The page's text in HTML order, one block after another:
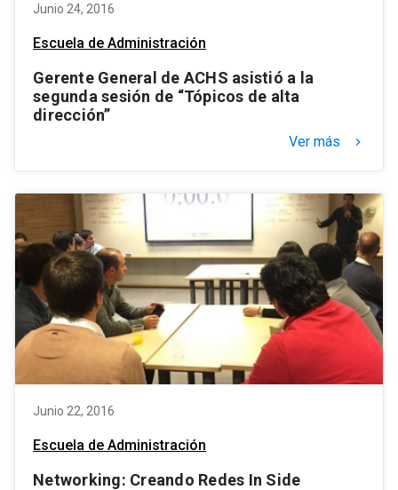
Junio 24, 2016
Escuela de Administración
Gerente General de ACHS asistió a la
segunda sesión de “Tópicos de alta
dirección”
Ver más keyboard_arrow_right
Junio 22, 2016
Escuela de Administración
Networking: Creando Redes In Side